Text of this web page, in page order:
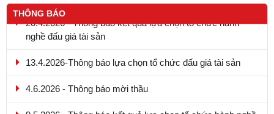
THÔNG BÁO
20.4.2026 - Thông báo kết quả lựa chọn tổ chức hành
nghề đấu giá tài sản